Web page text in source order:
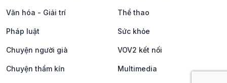
Văn hóa - Giải trí Thể thao
Pháp luật Sức khỏe
Chuyện người già VOV2 kết nối
Chuyện thầm kín Multimedia